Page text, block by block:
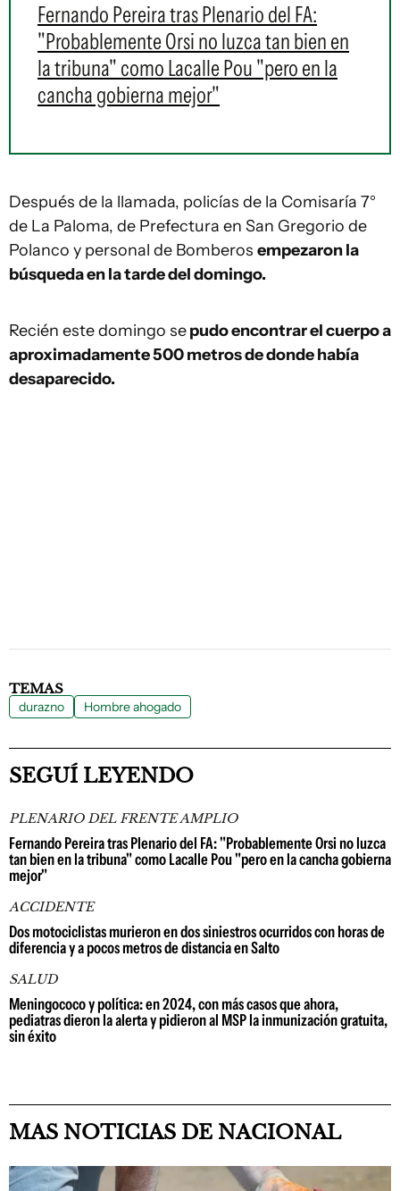
Fernando Pereira tras Plenario del FA:
"Probablemente Orsi no luzca tan bien en
la tribuna" como Lacalle Pou "pero en la
cancha gobierna mejor"
Después de la llamada, policías de la Comisaría 7°
de La Paloma, de Prefectura en San Gregorio de
Polanco y personal de Bomberos empezaron la
búsqueda en la tarde del domingo.
Recién este domingo sepudo encontrar el cuerpo a
aproximadamente 500 metros de donde había
desaparecido.
TEMAS
durazno Hombre ahogado
SEGUÍ LEYENDO
PLENARIO DEL FRENTE AMPLIO
Fernando Pereira tras Plenario del FA: "Probablemente Orsi no luzca
tan bien en la tribuna" como Lacalle Pou "pero en la cancha gobierna
mejor"
ACCIDENTE
Dos motociclistas murieron en dos siniestros ocurridos con horas de
diferencia y a pocos metros de distancia en Salto
SALUD
Meningococo y política: en 2024, con más casos que ahora,
pediatras dieron la alerta y pidieron al MSP la inmunización gratuita,
sin éxito
MAS NOTICIAS DE NACIONAL